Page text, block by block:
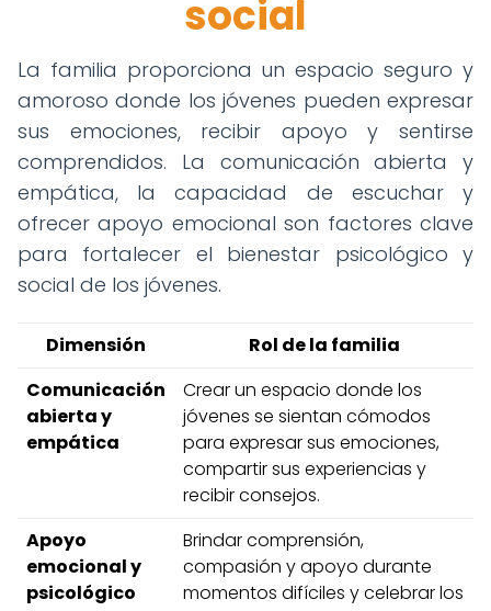
social
La familia proporciona un espacio seguro y
amoroso donde los jóvenes pueden expresar
sus emociones, recibir apoyo y sentirse
comprendidos. La comunicación abierta y
empática, la capacidad de escuchar y
ofrecer apoyo emocional son factores clave
para fortalecer el bienestar psicológico y
social de los jóvenes.
Dimensión
Rol de la familia
Comunicación
abierta y
empática
Crear un espacio donde los
jóvenes se sientan cómodos
para expresar sus emociones,
compartir sus experiencias y
recibir consejos.
Apoyo
emocional y
psicológico
Brindar comprensión,
compasión y apoyo durante
momentos difíciles y celebrar los